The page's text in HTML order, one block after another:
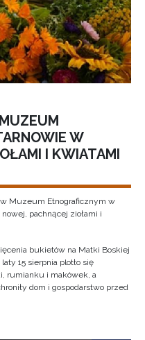
W
I KWIATAMI
Muzeum Etnograficznym w
pachnącej ziołami i
bukietów na Matki Boskiej
15 sierpnia plotło się
rumianku i makówek, a
dom i gospodarstwo przed